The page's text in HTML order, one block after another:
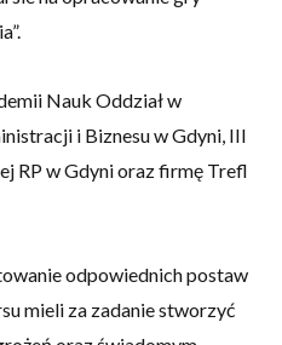
Nauk Oddział w
i Biznesu w Gdyni, III
RP w Gdyni oraz firmę Trefl
odpowiednich postaw
mieli za zadanie stworzyć